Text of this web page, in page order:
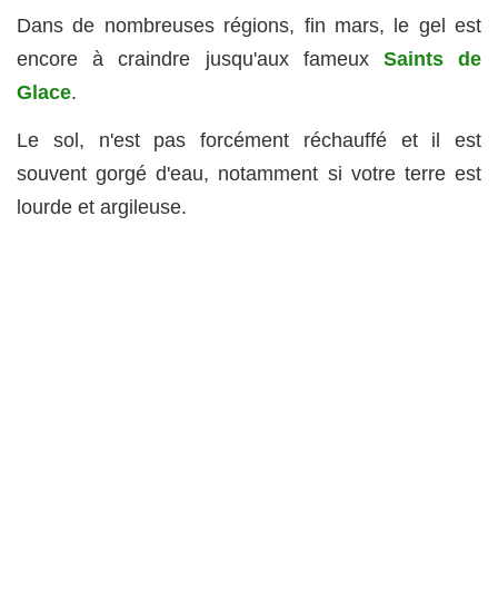
Dans de nombreuses régions, fin mars, le gel est
encore à craindre jusqu'aux fameux Saints de
Glace.
Le sol, n'est pas forcément réchauffé et il est
souvent gorgé d'eau, notamment si votre terre est
lourde et argileuse.